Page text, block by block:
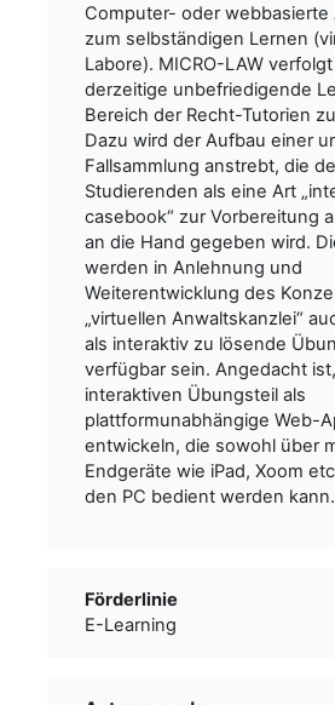
Computer- oder webbasierte
zum selbständigen Lernen
Labore). MICRO-LAW
derzeitige unbefriedigende
Bereich der Recht-Tutorien
Dazu wird der Aufbau einer
Fallsammlung anstrebt, die
Studierenden als eine Art
casebook“ zur Vorbereitung
an die Hand gegeben wird.
werden in Anlehnung und
Weiterentwicklung des
„virtuellen Anwaltskanzlei“
als interaktiv zu lösende
verfügbar sein. Angedacht
interaktiven Übungsteil als
plattformunabhängige Web-
entwickeln, die sowohl über
Endgeräte wie iPad, Xoom
den PC bedient werden kann.
Förderlinie
E-Learning